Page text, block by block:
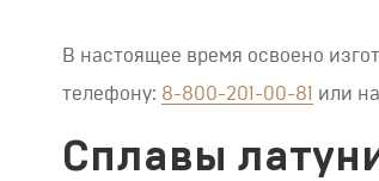
В настоящее время освоено
телефону: 8-800-201-00-81 или
Сплавы